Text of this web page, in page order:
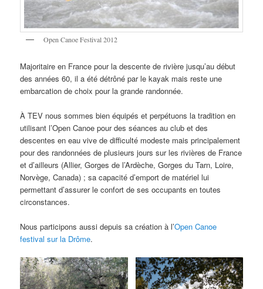
Open Canoe Festival 2012
Majoritaire en France pour la descente de rivière jusqu’au début
des années 60, il a été détrôné par le kayak mais reste une
embarcation de choix pour la grande randonnée.
À TEV nous sommes bien équipés et perpétuons la tradition en
utilisant l’Open Canoe pour des séances au club et des
descentes en eau vive de difficulté modeste mais principalement
pour des randonnées de plusieurs jours sur les rivières de France
et d’ailleurs (Allier, Gorges de l’Ardèche, Gorges du Tarn, Loire,
Norvège, Canada) ; sa capacité d’emport de matériel lui
permettant d’assurer le confort de ses occupants en toutes
circonstances.
Nous participons aussi depuis sa création à l’Open Canoe
festival sur la Drôme.